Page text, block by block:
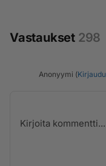
Vastaukset 298
Anonyymi (Kirjaudu